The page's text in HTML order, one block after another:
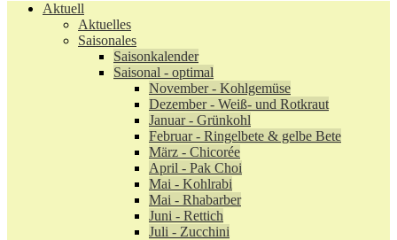
Aktuell
Aktuelles
Saisonales
Saisonkalender
Saisonal - optimal
November - Kohlgemüse
Dezember - Weiß- und Rotkraut
Januar - Grünkohl
Februar - Ringelbete & gelbe Bete
März - Chicorée
April - Pak Choi
Mai - Kohlrabi
Mai - Rhabarber
Juni - Rettich
Juli - Zucchini